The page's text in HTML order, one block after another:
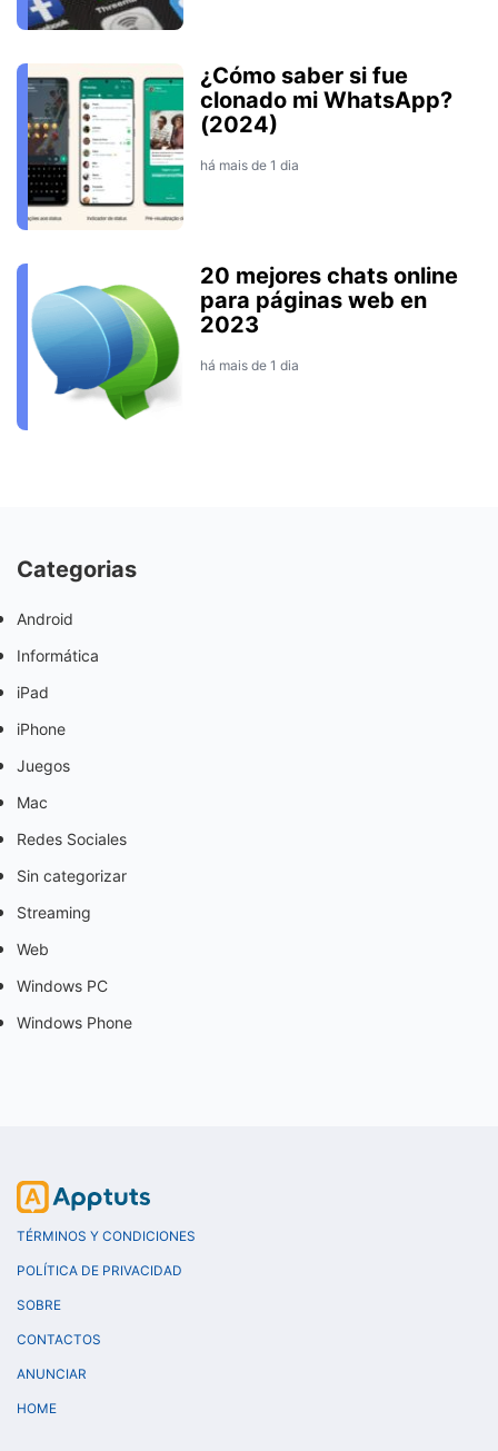
¿Cómo saber si fue
clonado mi WhatsApp?
(2024)
há mais de 1 dia
20 mejores chats online
para páginas web en
2023
há mais de 1 dia
Categorias
Android
Informática
iPad
iPhone
Juegos
Mac
Redes Sociales
Sin categorizar
Streaming
Web
Windows PC
Windows Phone
TÉRMINOS Y CONDICIONES
POLÍTICA DE PRIVACIDAD
SOBRE
CONTACTOS
ANUNCIAR
HOME